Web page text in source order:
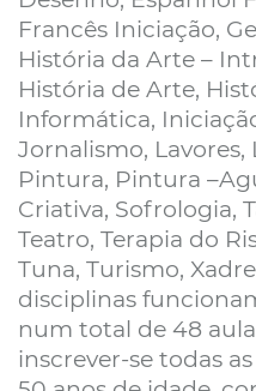
Francês Iniciação,
História da Arte –
História de Arte,
Informática,
Jornalismo,
Pintura, Pintura
Criativa, Sofrologia,
Teatro, Terapia do
Tuna, Turismo,
disciplinas
num total de 48
inscrever-se todas